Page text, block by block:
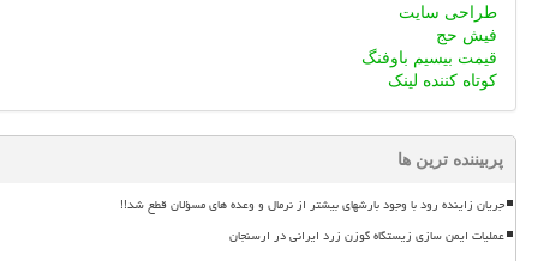
طراحی سایت
فیش حج
قیمت بیسیم باوفنگ
کوتاه کننده لینک
پربیننده ترین ها
جریان زاینده رود با وجود بارشهای بیشتر از نرمال و وعده های مسؤلان قطع شد!!
عملیات ایمن سازی زیستگاه گوزن زرد ایرانی در ارسنجان